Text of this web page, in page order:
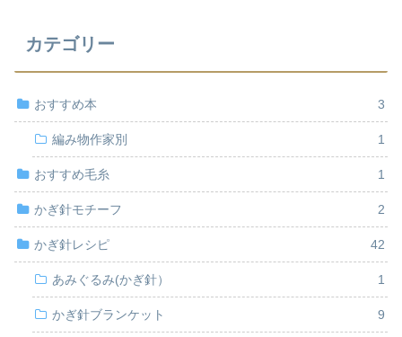
カテゴリー
おすすめ本 3
編み物作家別 1
おすすめ毛糸 1
かぎ針モチーフ 2
かぎ針レシピ 42
あみぐるみ(かぎ針） 1
かぎ針ブランケット 9